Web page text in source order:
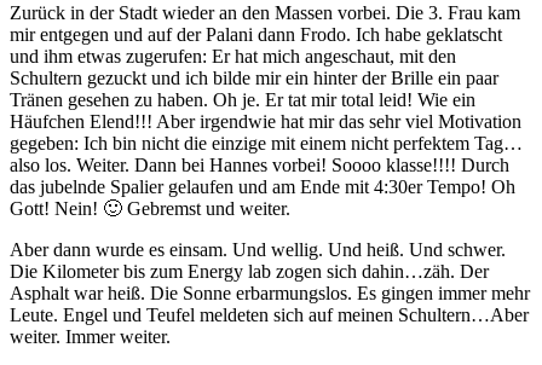
Zurück in der Stadt wieder an den Massen vorbei. Die 3. Frau kam
mir entgegen und auf der Palani dann Frodo. Ich habe geklatscht
und ihm etwas zugerufen: Er hat mich angeschaut, mit den
Schultern gezuckt und ich bilde mir ein hinter der Brille ein paar
Tränen gesehen zu haben. Oh je. Er tat mir total leid! Wie ein
Häufchen Elend!!! Aber irgendwie hat mir das sehr viel Motivation
gegeben: Ich bin nicht die einzige mit einem nicht perfektem Tag…
also los. Weiter. Dann bei Hannes vorbei! Soooo klasse!!!! Durch
das jubelnde Spalier gelaufen und am Ende mit 4:30er Tempo! Oh
Gott! Nein! 🙂 Gebremst und weiter.
Aber dann wurde es einsam. Und wellig. Und heiß. Und schwer.
Die Kilometer bis zum Energy lab zogen sich dahin…zäh. Der
Asphalt war heiß. Die Sonne erbarmungslos. Es gingen immer mehr
Leute. Engel und Teufel meldeten sich auf meinen Schultern…Aber
weiter. Immer weiter.